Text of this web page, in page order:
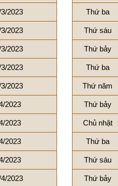
2023
2023
2023
2023
2023
2023
2023
2023
2023
2023
Thứ ba
Thứ sáu
Thứ bảy
Thứ ba
Thứ năm
Thứ bảy
Chủ nhật
Thứ ba
Thứ sáu
Thứ bảy